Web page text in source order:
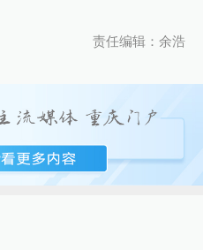
责任编辑：余浩